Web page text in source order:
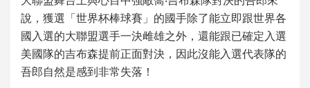
說，獲選「世界杯棒球賽」的國手除了能立即跟世界各
國入選的大聯盟選手一決雌雄之外，還能跟已確定入選
美國隊的吉布森提前正面對決，因此沒能入選代表隊的
吾郎自然是感到非常失落！